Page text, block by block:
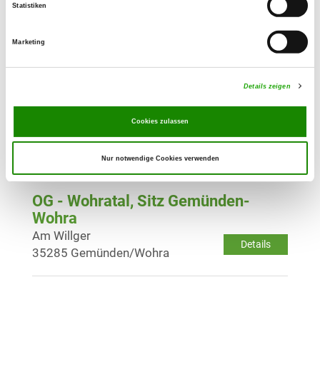
Statistiken
Marketing
Details zeigen
Cookies zulassen
Nur notwendige Cookies verwenden
Details
In der Röthe
OG - Stadtallendorf Krs. Marburg
Details
Langensteiner Str.
35260 Stadtallendorf
OG - Wohratal, Sitz Gemünden-
Wohra
Details
Am Willger
35285 Gemünden/Wohra